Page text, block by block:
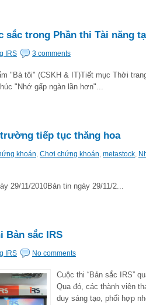
sắc trong Phần thi Tài năng
IRS 3 comments
"Bà tôi" (CSKH & IT)Tiết mục Thời
"Nhớ gấp ngàn lần hơn"...
trường tiếp tục thăng hoa
khoán, Chơi chứng khoán, metastock,
29/11/2010Bản tin ngày 29/11/2...
Bản sắc IRS
IRS No comments
Cuộc thi “Bản sắc IRS”
Qua đó, các thành viên
duy sáng tạo, phối hợp